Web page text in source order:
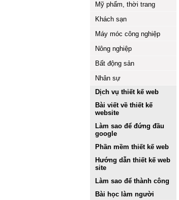
Mỹ phẩm, thời trang
Khách sạn
Máy móc công nghiệp
Nông nghiệp
Bất động sản
Nhân sự
Dịch vụ thiết kế web
Bài viết về thiết kế
website
Làm sao để đứng đầu
google
Phần mềm thiết kế web
Hướng dẫn thiết kế web
site
Làm sao để thành công
Bài học làm người